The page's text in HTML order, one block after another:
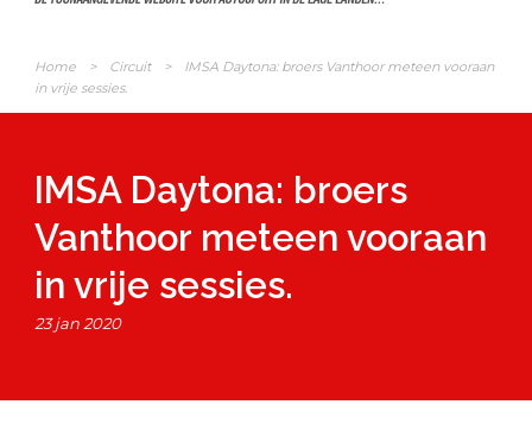
Home > Circuit >
IMSA Daytona: broers Vanthoor meteen vooraan
in vrije sessies.
IMSA Daytona: broers
Vanthoor meteen vooraan
in vrije sessies.
23 jan 2020